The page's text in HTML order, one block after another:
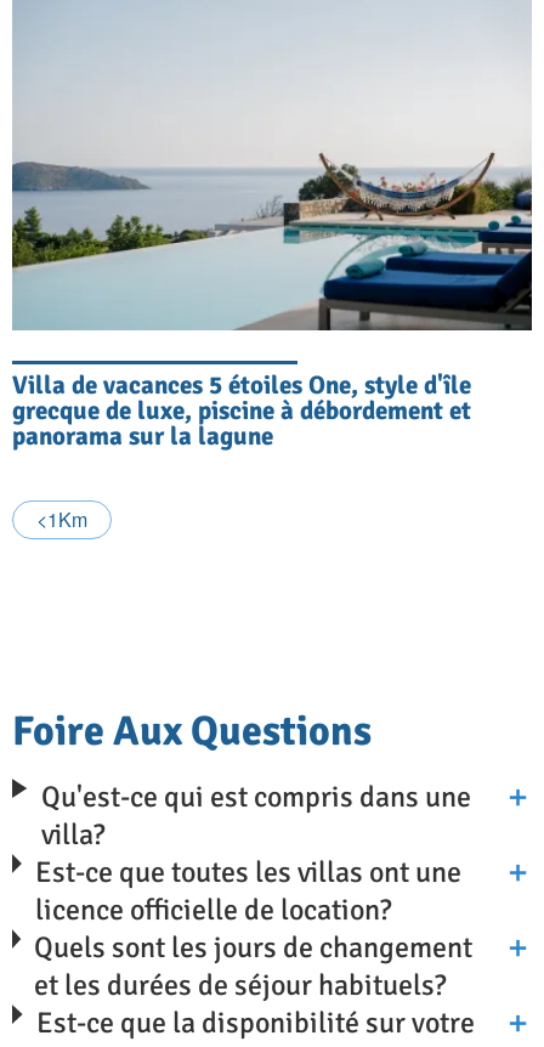
Villa de vacances 5 étoiles One, style d'île
grecque de luxe, piscine à débordement et
panorama sur la lagune
<1Km
Foire Aux Questions
Qu'est-ce qui est compris dans une
villa?
Est-ce que toutes les villas ont une
licence officielle de location?
Quels sont les jours de changement
et les durées de séjour habituels?
Est-ce que la disponibilité sur votre